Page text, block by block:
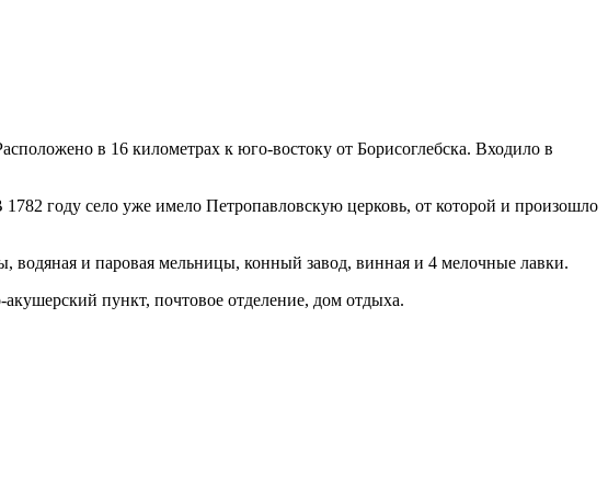
в 16 километрах к юго-востоку от Борисоглебска. Входило в
году село уже имело Петропавловскую церковь, от которой и произошло
водяная и паровая мельницы, конный завод, винная и 4 мелочные лавки.
пункт, почтовое отделение, дом отдыха.